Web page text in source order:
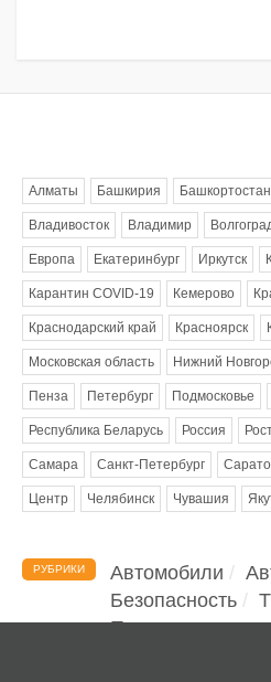
Алматы Башкирия Башкортостан
Владивосток Владимир
Европа Екатеринбург Иркутск
Карантин COVID-19 Кемерово
Краснодарский край Красноярск
Московская область Нижний
Пенза Петербург Подмосковье
Республика Беларусь Россия
Самара Санкт-Петербург
Центр Челябинск Чувашия
РУБРИКИ Автомобили
Безопасность
Помощь